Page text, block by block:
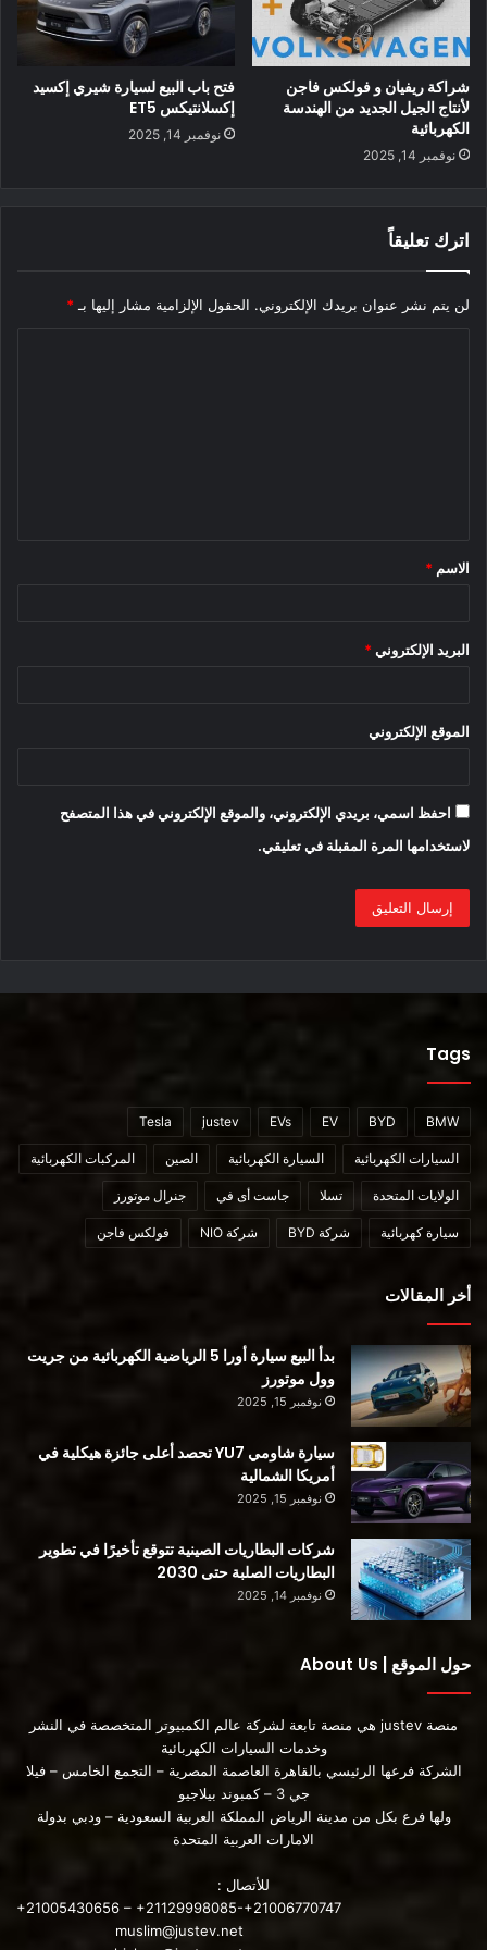
سيارة Atto 3 أمامي
إلى الرفرف الخلفي الأيمن. تشمل التجهيزات الأخرى فتحة سقف
بانورامية قياسية ورادار أمامي اختياري، ورادار جانبي، وكاميرا جانبية،
محتوى مدفوع
BYD
شراكة ريفيان و فولكس فاجن
لأنتاج الجيل الجديد من الهندسة
الكهربائية
نوفمبر 14, 2025
فتح باب البيع لسيارة شيري إكسيد
إكسلانتيكس ET5
نوفمبر 14, 2025
اترك تعليقاً
لن يتم نشر عنوان بريدك الإلكتروني. الحقول الإلزامية مشار إليها بـ *
*
الاسم *
البريد الإلكتروني *
الموقع الإلكتروني
احفظ اسمي، بريدي الإلكتروني، والموقع الإلكتروني في هذا المتصفح
لاستخدامها المرة المقبلة في تعليقي.
Tags
BMW
BYD
EV
EVs
justev
Tesla
السيارات الكهربائية السيارة الكهربائية الصين المركبات الكهربائية
الولايات المتحدة تسلا جاست أى في جنرال موتورز
سيارة كهربائية شركة BYD شركة NIO فولكس فاجن
أخر المقالات
بدأ البيع سيارة أورا 5 الرياضية الكهربائية من جريت
وول موتورز
نوفمبر 15, 2025
سيارة شاومي YU7 تحصد أعلى جائزة هيكلية في
أمريكا الشمالية
نوفمبر 15, 2025
شركات البطاريات الصينية تتوقع تأخيرًا في تطوير
البطاريات الصلبة حتى 2030
نوفمبر 14, 2025
حول الموقع | About Us
منصة justev هي منصة تابعة لشركة عالم الكمبيوتر المتخصصة في النشر
وخدمات السيارات الكهربائية
الشركة فرعها الرئيسي بالقاهرة العاصمة المصرية – التجمع الخامس – فيلا
جي 3 – كمبوند بيلاجيو
ولها فرع بكل من مدينة الرياض المملكة العربية السعودية – ودبي بدولة
الامارات العربية المتحدة
للأتصال :
+21005430656 – +21129998085-+21006770747
muslim@justev.net